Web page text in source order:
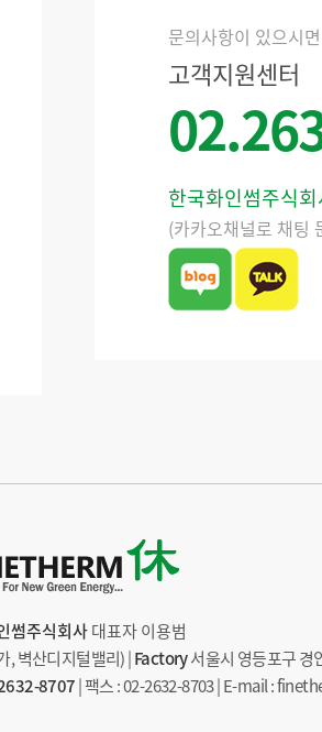
문의사항이 있으시
고객지원센터
한국화인썸주식
(카카오채널로 채팅
썸주식회사대표자 이용범
, 벽산디지털밸리) |Factory서울시 영등포구 경
8707| 팩스 : 02-2632-8703 | E-mail :